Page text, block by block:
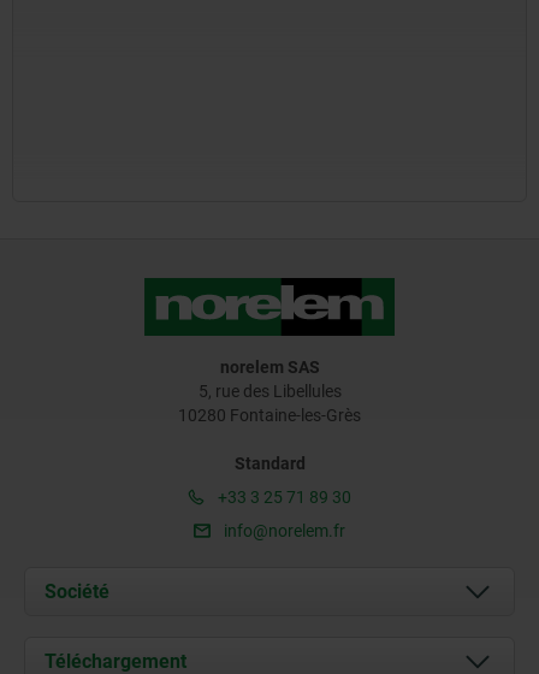
norelem SAS
5, rue des Libellules
10280 Fontaine-les-Grès
Standard
+33 3 25 71 89 30
info@norelem.fr
Société
À propos de nous
Téléchargement